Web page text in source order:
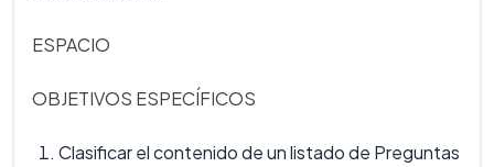
ESPACIO
OBJETIVOS ESPECÍFICOS
Clasificar el contenido de un listado de Preguntas